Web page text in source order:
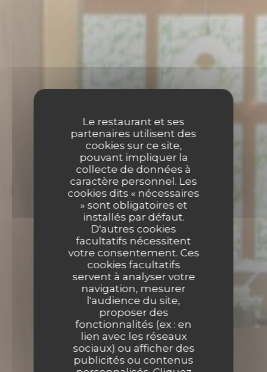
Le restaurant et ses
partenaires utilisent des
cookies sur ce site,
pouvant impliquer la
collecte de données à
caractère personnel. Les
cookies dits « nécessaires
» sont obligatoires et
installés par défaut.
D'autres cookies
facultatifs nécessitent
votre consentement. Ces
cookies facultatifs
servent à analyser votre
navigation, mesurer
l'audience du site,
proposer des
fonctionnalités (ex : en
lien avec les réseaux
sociaux) ou afficher des
publicités ou contenus